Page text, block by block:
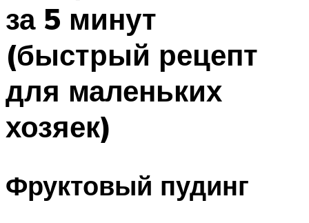
Меню
за 5 минут
(быстрый рецепт
для маленьких
хозяек)
Фруктовый пудинг